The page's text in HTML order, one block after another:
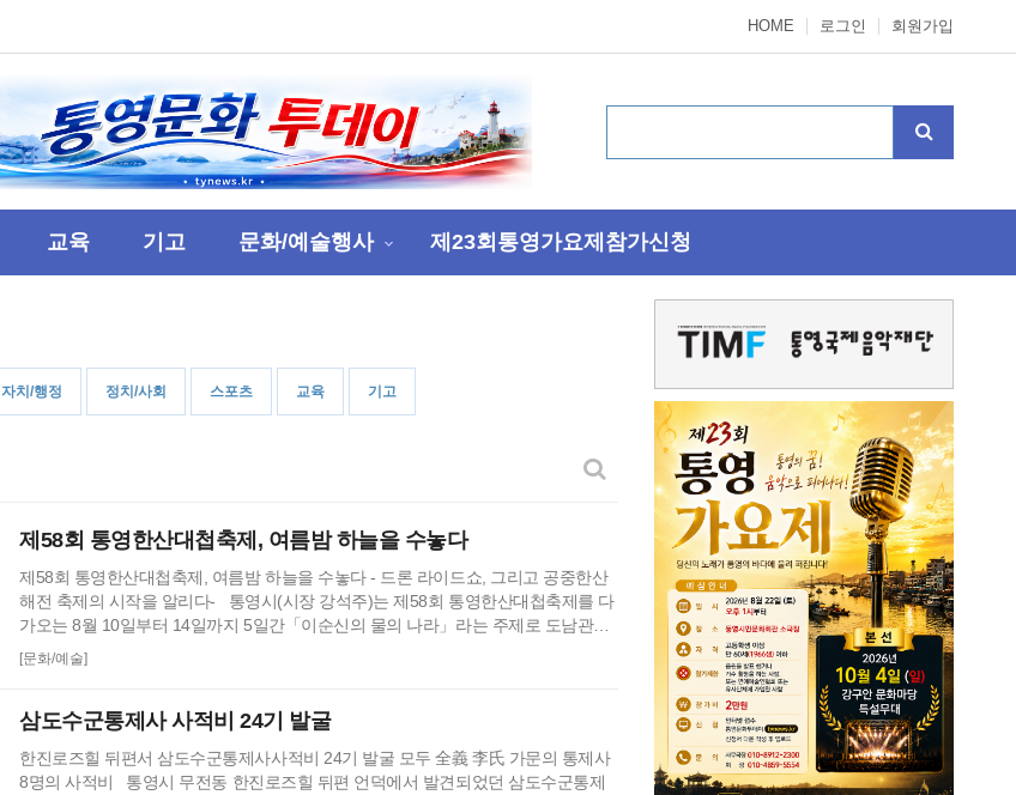
HOME 로그인 회원가입
교육 기고 문화/예술행사 제23회통영가요제참가신청
자치/행정 정치/사회 스포츠 교육 기고
제58회 통영한산대첩축제, 여름밤 하늘을 수놓다
제58회 통영한산대첩축제, 여름밤 하늘을 수놓다 - 드론 라이드쇼, 그리고 공중한산
해전 축제의 시작을 알리다- 통영시(시장 강석주)는 제58회 통영한산대첩축제를 다
가오는 8월 10일부터 14일까지 5일간「이순신의 물의 나라」라는 주제로 도남관광
단지 및 통영시 일원에서 개최한다. 올해 축제는 도남관광단지로 축제장을 옮기고,
시 개막식과 개막 축하공연에 이어 …
[문화/예술]
삼도수군통제사 사적비 24기 발굴
한진로즈힐 뒤편서 삼도수군통제사사적비 24기 발굴 모두 全義 李氏 가문의 통제사
8명의 사적비 통영시 무전동 한진로즈힐 뒤편 언덕에서 발견되었던 삼도수군통제